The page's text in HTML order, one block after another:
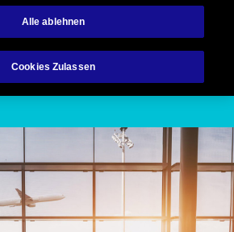
Alle ablehnen
Cookies Zulassen